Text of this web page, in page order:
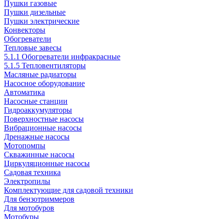
Пушки газовые
Пушки дизельные
Пушки электрические
Конвекторы
Обогреватели
Тепловые завесы
5.1.1 Обогреватели инфракрасные
5.1.5 Тепловентиляторы
Масляные радиаторы
Насосное оборудование
Автоматика
Насосные станции
Гидроаккумуляторы
Поверхностные насосы
Вибрационные насосы
Дренажные насосы
Мотопомпы
Скважинные насосы
Циркуляционные насосы
Садовая техника
Электропилы
Комплектующие для садовой техники
Для бензотриммеров
Для мотобуров
Мотобуры